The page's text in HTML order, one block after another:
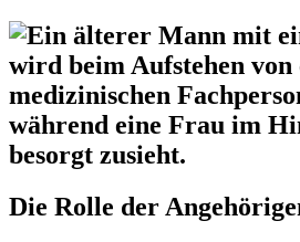
Die Rolle der